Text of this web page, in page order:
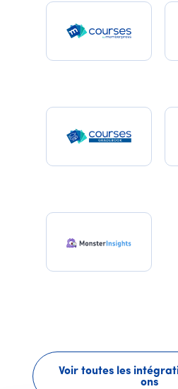
Voir toutes les
ons